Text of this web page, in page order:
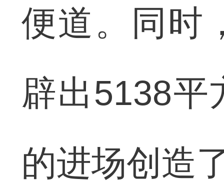
便道。同时
辟出5138平
的进场创造